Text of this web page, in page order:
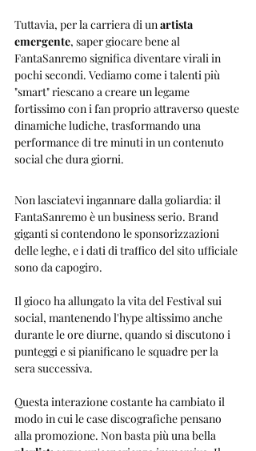
Tuttavia, per la carriera di un artista
emergente, saper giocare bene al
FantaSanremo significa diventare virali in
pochi secondi. Vediamo come i talenti più
"smart" riescano a creare un legame
fortissimo con i fan proprio attraverso queste
dinamiche ludiche, trasformando una
performance di tre minuti in un contenuto
social che dura giorni.
Non lasciatevi ingannare dalla goliardia: il
FantaSanremo è un business serio. Brand
giganti si contendono le sponsorizzazioni
delle leghe, e i dati di traffico del sito ufficiale
sono da capogiro.
Il gioco ha allungato la vita del Festival sui
social, mantenendo l'hype altissimo anche
durante le ore diurne, quando si discutono i
punteggi e si pianificano le squadre per la
sera successiva.
Questa interazione costante ha cambiato il
modo in cui le case discografiche pensano
alla promozione. Non basta più una bella